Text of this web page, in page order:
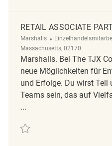
RETAIL ASSOCIATE
Marshalls Kategorie
Massachusetts, 02170
Marshalls. Bei The TJX
neue Möglichkeiten für
und Erfolge. Du wirst Teil
Teams sein, das auf
...
Retten Retail Associate Part